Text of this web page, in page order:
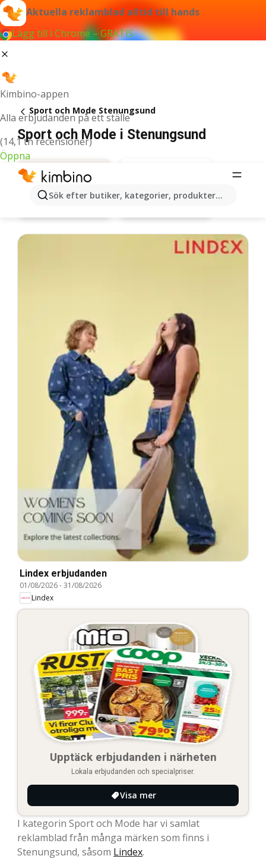
Aktuella reklamblad alltid till hands
Lägg till i Chrome – GRATIS
Kimbino-appen
Alla erbjudanden på ett ställe
(14,1 tn recensioner)
Öppna
Sök efter butiker, kategorier, produkter...
Sport och Mode Stenungsund
Sport och Mode i Stenungsund
Lindex erbjudanden
01/08/2026-31/08/2026
Lindex
Upptäck erbjudanden i närheten
Lokala erbjudanden och specialpriser.
Visa mer
I kategorin Sport och Mode har vi samlat
reklamblad från många märken som finns i
Stenungsund, såsom Lindex.